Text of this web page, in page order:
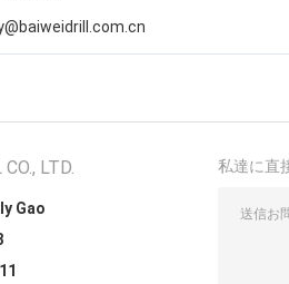
LTD.
Gao
私達に直